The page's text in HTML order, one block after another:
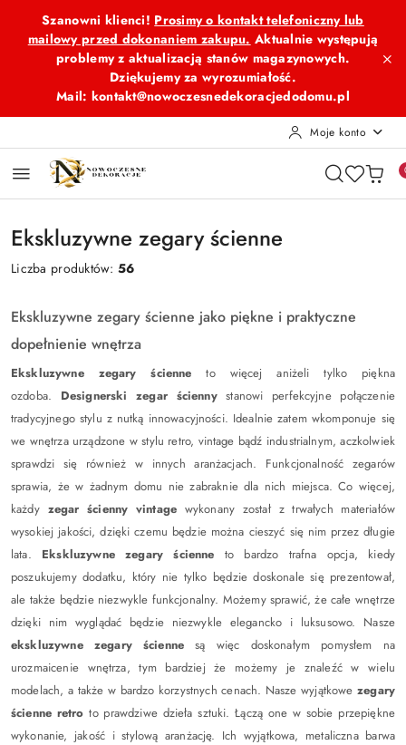
Przejdź do treści głównej
Przejdź do wyszukiwarki
Przejdź do moje konto
Przejdź do menu głównego
Przejdź do stopki
Szanowni klienci! Prosimy o kontakt telefoniczny lub
mailowy przed dokonaniem zakupu. Aktualnie występują
problemy z aktualizacją stanów magazynowych.
Dziękujemy za wyrozumiałość.
Mail: kontakt@nowoczesnedekoracjedodomu.pl
Moje konto
Ekskluzywne zegary ścienne
Liczba produktów:56
Ekskluzywne zegary ścienne jako piękne i praktyczne
dopełnienie wnętrza
Ekskluzywne zegary ścienne to więcej aniżeli tylko piękna
ozdoba. Designerski zegar ściennystanowi perfekcyjne połączenie
tradycyjnego stylu z nutką innowacyjności. Idealnie zatem wkomponuje się
we wnętrza urządzone w stylu retro, vintage bądź industrialnym, aczkolwiek
sprawdzi się również w innych aranżacjach. Funkcjonalność zegarów
sprawia, że w żadnym domu nie zabraknie dla nich miejsca. Co więcej,
każdy zegar ścienny vintage wykonany został z trwałych materiałów
wysokiej jakości, dzięki czemu będzie można cieszyć się nim przez długie
lata. Ekskluzywne zegary ścienne to bardzo trafna opcja, kiedy
poszukujemy dodatku, który nie tylko będzie doskonale się prezentował,
ale także będzie niezwykle funkcjonalny. Możemy sprawić, że całe wnętrze
dzięki nim wyglądać będzie niezwykle elegancko i luksusowo. Nasze
ekskluzywne zegary ściennesą więc doskonałym pomysłem na
urozmaicenie wnętrza, tym bardziej że możemy je znaleźć w wielu
modelach, a także w bardzo korzystnych cenach. Nasze wyjątkowezegary
ścienne retroto prawdziwe dzieła sztuki. Łączą one w sobie przepiękne
wykonanie, jakość i stylową aranżację. Ich wyjątkowa, metaliczna barwa